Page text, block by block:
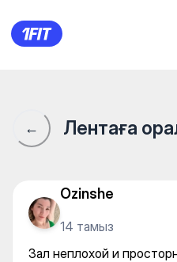
Гладиаторы
← Лентаға
Ozinshe
14 тамыз
Зал неплохой и